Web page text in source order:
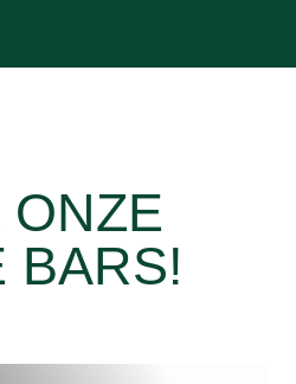
BARS!